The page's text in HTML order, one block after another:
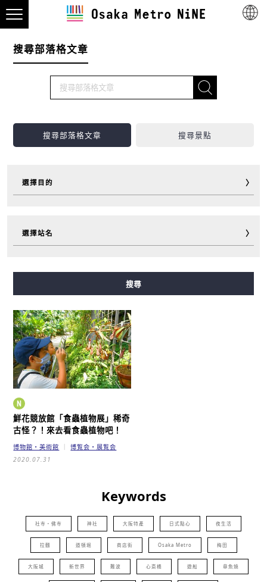
搜尋部落格文章
搜尋部落格文章 搜尋景點
選擇目的
遊玩
選擇站名
搜尋
鮮花競放館「食蟲植物展」稀奇
古怪？！來去看食蟲植物吧！
博物館・美術館
博覧会・展覧会
2020.07.31
Keywords
社寺・佛寺 神社 大阪特產 日式點心 夜生活
拉麵 道頓堀 商店街 Osaka Metro 梅田
大阪城 新世界 難波 心斎橋 遊船 章魚燒